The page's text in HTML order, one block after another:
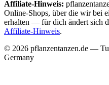
Affiliate-Hinweis:
Online-Shops, über die wir bei
erhalten — für dich ändert sich
Affiliate-Hinweis.
© 2026 pflanzentanzen.de —
Germany